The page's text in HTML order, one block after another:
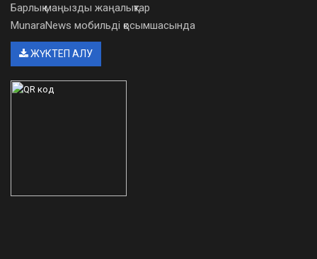
Барлық маңызды жаңалықтар
MunaraNews мобильді қосымшасында
ЖҮКТЕП АЛУ